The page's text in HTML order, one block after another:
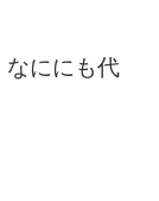
なににも代